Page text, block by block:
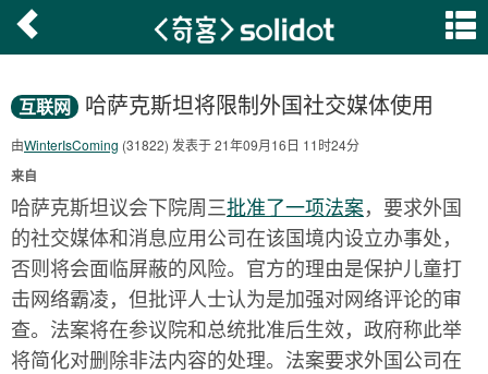
互联网 哈萨克斯坦将限制外国社交媒体使用
由WinterIsComing (31822) 发表于 21年09月16日 11时24分
来自
哈萨克斯坦议会下院周三批准了一项法案，要求外国
的社交媒体和消息应用公司在该国境内设立办事处，
否则将会面临屏蔽的风险。官方的理由是保护儿童打
击网络霸凌，但批评人士认为是加强对网络评论的审
查。法案将在参议院和总统批准后生效，政府称此举
将简化对删除非法内容的处理。法案要求外国公司在